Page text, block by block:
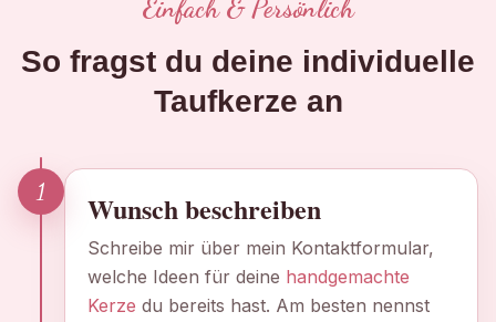
Einfach & Persönlich
So fragst du deine individuelle
Taufkerze an
1 Wunsch beschreiben
Schreibe mir über mein Kontaktformular,
welche Ideen für deine handgemachte
Kerze du bereits hast. Am besten nennst